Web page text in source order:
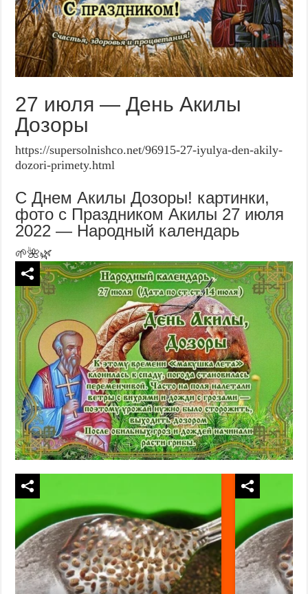
27 июля — День Акилы
Дозоры
https://supersolnishco.net/96915-27-iyulya-den-akily-
dozori-primety.html
С Днем Акилы Дозоры! картинки,
фото с Праздником Акилы 27 июля
2022 — Народный календарь
🌱🌺🌿